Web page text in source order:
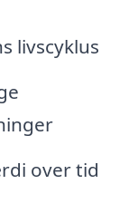
livscyklus
over tid